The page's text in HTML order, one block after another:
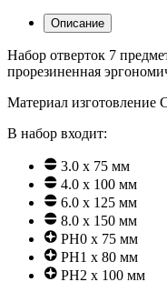
Описание
Набор отверток 7
прорезиненная
Материал изготовление
В набор входит:
3.0 х 75 мм
4.0 х 100 мм
6.0 х 125 мм
8.0 х 150 мм
PH0 x 75 мм
PH1 x 80 мм
PH2 x 100 мм